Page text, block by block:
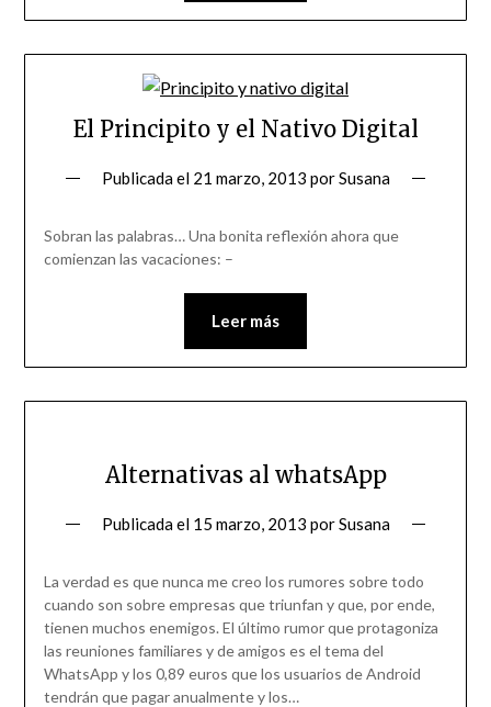
El Principito y el Nativo Digital
Publicada el 21 marzo, 2013 porSusana
Sobran las palabras… Una bonita reflexión ahora que
comienzan las vacaciones: –
Leer más
Alternativas al whatsApp
Publicada el 15 marzo, 2013 porSusana
La verdad es que nunca me creo los rumores sobre todo
cuando son sobre empresas que triunfan y que, por ende,
tienen muchos enemigos. El último rumor que protagoniza
las reuniones familiares y de amigos es el tema del
WhatsApp y los 0,89 euros que los usuarios de Android
tendrán que pagar anualmente y los…